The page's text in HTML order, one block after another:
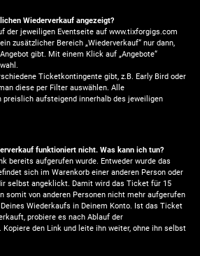
Wiederverkauf angezeigt?
der jeweiligen Eventseite auf www.tixforgigs.com
zusätzlicher Bereich „Wiederverkauf“ nur dann,
gibt. Mit einem Klick auf „Angebote“
Ticketkontingente gibt, z.B. Early Bird oder
diese per Filter auswählen. Alle
preislich aufsteigend innerhalb des jeweiligen
funktioniert nicht. Was kann ich tun?
bereits aufgerufen wurde. Entweder wurde das
sich im Warenkorb einer anderen Person oder
selbst angeklickt. Damit wird das Ticket für 15
somit von anderen Personen nicht mehr aufgerufen
Wiederkaufs in Deinem Konto. Ist das Ticket
probiere es nach Ablauf der
den Link und leite ihn weiter, ohne ihn selbst